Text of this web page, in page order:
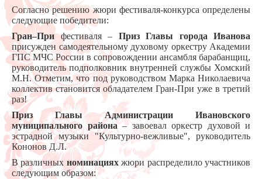
Согласно решению жюри фестиваля-конкурса определены
следующие победители:
Гран–Прифестиваля – Приз Главы города Иванова
присужден самодеятельному духовому оркестру Академии
ГПС МЧС России в сопровождении ансамбля барабанщиц,
руководитель подполковник внутренней службы Хомский
М.Н. Отметим, что под руководством Марка Николаевича
коллектив становится обладателем Гран-При уже в третий
раз!
Приз Главы Администрации Ивановского
муниципального района – завоевал оркестр духовой и
эстрадной музыки "Культурно-вежливые", руководитель
Кононов Д.Л.
В различных номинацияхжюри распределило участников
следующим образом: